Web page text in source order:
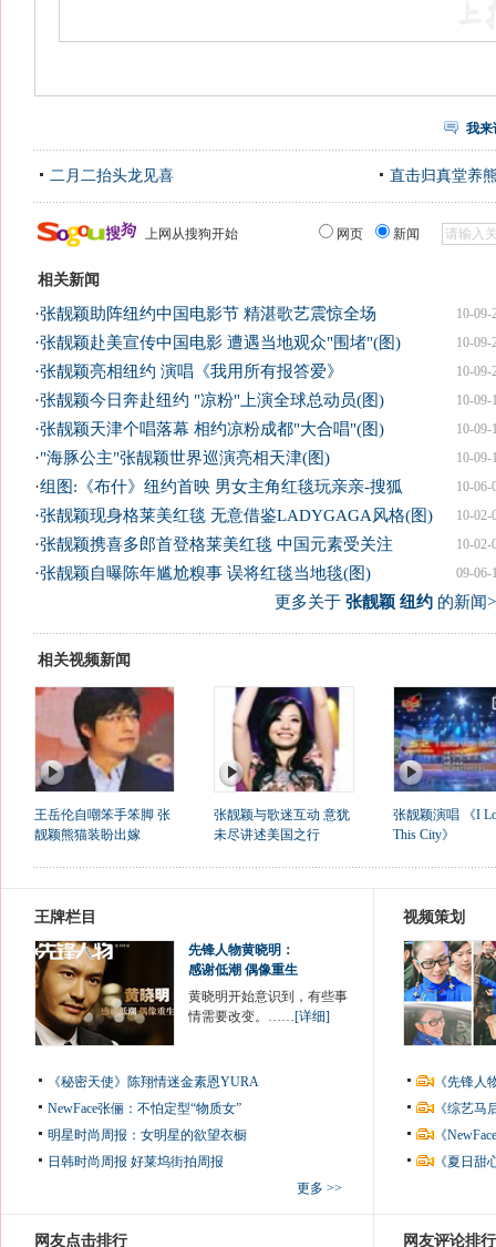
我来
二月二抬头龙见喜 直击归真堂养
上网从搜狗开始 网页 新闻
相关新闻
10-09-
·张靓颖助阵纽约中国电影节 精湛歌艺震惊全场
10-09-
·张靓颖赴美宣传中国电影 遭遇当地观众"围堵"(图)
10-09-
·张靓颖亮相纽约 演唱《我用所有报答爱》
10-09-
·张靓颖今日奔赴纽约 "凉粉"上演全球总动员(图)
10-09-
·张靓颖天津个唱落幕 相约凉粉成都"大合唱"(图)
10-09-
·"海豚公主"张靓颖世界巡演亮相天津(图)
10-06-
·组图:《布什》纽约首映 男女主角红毯玩亲亲-搜狐
10-02-
·张靓颖现身格莱美红毯 无意借鉴LADYGAGA风格(图)
10-02-
·张靓颖携喜多郎首登格莱美红毯 中国元素受关注
09-06-
·张靓颖自曝陈年尴尬糗事 误将红毯当地毯(图)
更多关于 张靓颖 纽约的新闻
相关视频新闻
王岳伦自嘲笨手笨脚 张
靓颖熊猫装盼出嫁
张靓颖与歌迷互动 意犹
未尽讲述美国之行
张靓颖演唱 《I
This City》
王牌栏目
先锋人物黄晓明：
感谢低潮 偶像重生
黄晓明开始意识到，有些事
情需要改变。……[详细]
《秘密天使》陈翔情迷金素恩YURA
NewFace张俪：不怕定型“物质女”
明星时尚周报：女明星的欲望衣橱
日韩时尚周报 好莱坞街拍周报
更多 >>
视频策划
《先锋
《综艺
《
《夏日
网友点击排行 网友评论排行